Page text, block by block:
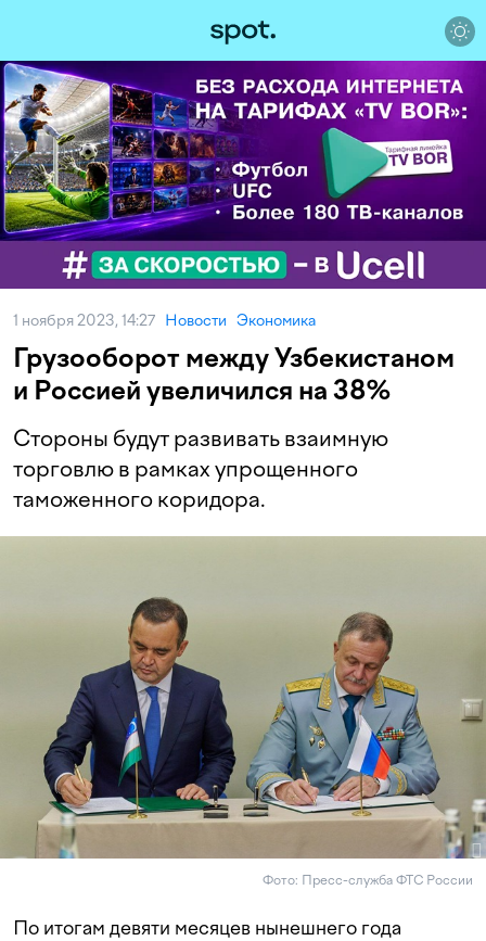
1 ноября 2023, 14:27 Новости Экономика
Грузооборот между Узбекистаном
и Россией увеличился на 38%
Стороны будут развивать взаимную
торговлю в рамках упрощенного
таможенного коридора.
Фото: Пресс-служба ФТС России
По итогам девяти месяцев нынешнего года